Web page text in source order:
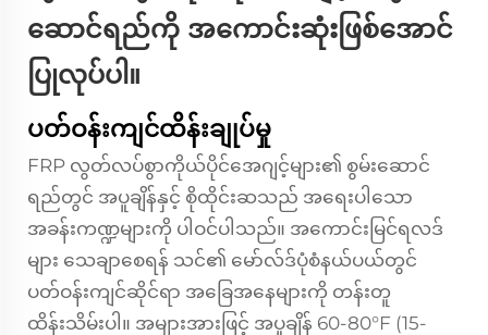
ဆောင်ရည်ကို အကောင်းဆုံးဖြစ်အောင်
ပြုလုပ်ပါ။
ပတ်ဝန်းကျင်ထိန်းချုပ်မှု
FRP လွတ်လပ်စွာကိုယ်ပိုင်အေဂျင့်များ၏ စွမ်းဆောင်
ရည်တွင် အပူချိန်နှင့် စိုထိုင်းဆသည် အရေးပါသော
အခန်းကဏ္ဍများကို ပါဝင်ပါသည်။ အကောင်းမြင်ရလဒ်
များ သေချာစေရန် သင်၏ မော်လ်ဒ်ပုံစံနယ်ပယ်တွင်
ပတ်ဝန်းကျင်ဆိုင်ရာ အခြေအနေများကို တန်းတူ
ထိန်းသိမ်းပါ။ အများအားဖြင့် အပူချိန် 60-80°F (15-